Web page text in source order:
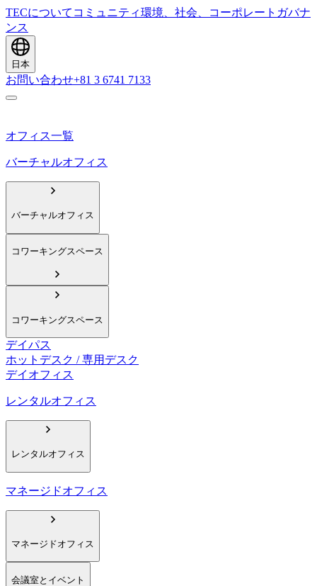
TECについて コミュニティ環境、社会、コーポレートガバナ
ンス
日本
お問い合わせ+81 3 6741 7133
オフィス一覧
バーチャルオフィス
バーチャルオフィス
コワーキングスペース
コワーキングスペース
デイパス
ホットデスク / 専用デスク
デイオフィス
レンタルオフィス
レンタルオフィス
マネージドオフィス
マネージドオフィス
会議室とイベント